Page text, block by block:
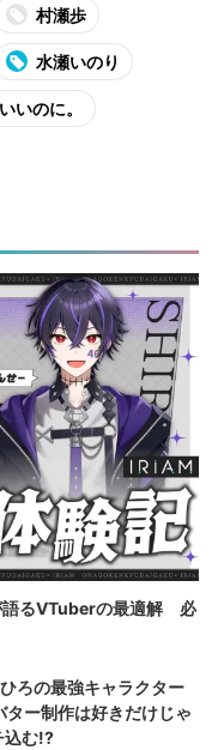
村瀬歩
水瀬いのり
いのに。
語るVTuberの最適解 必
ろの最強キャラクター
ー制作は好きだけじゃ
込む!?